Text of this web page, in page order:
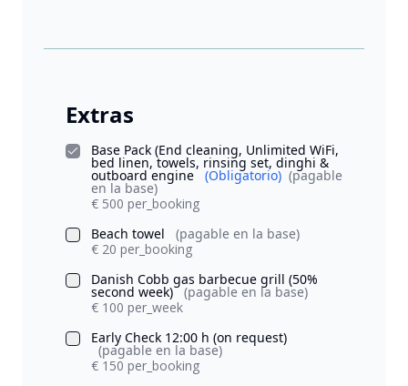
Extras
Base Pack (End cleaning, Unlimited WiFi,
bed linen, towels, rinsing set, dinghi &
outboard engine (Obligatorio) (pagable
en la base)
€ 500 per_booking
Beach towel
(pagable en la base)
€ 20 per_booking
Danish Cobb gas barbecue grill (50%
second week) (pagable en la base)
€ 100 per_week
Early Check 12:00 h (on request)
(pagable en la base)
€ 150 per_booking